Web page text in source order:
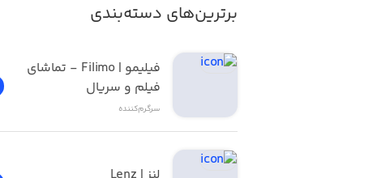
برترین‌های دسته‌بندی
فیلم و سریال
سرگرم‌کننده